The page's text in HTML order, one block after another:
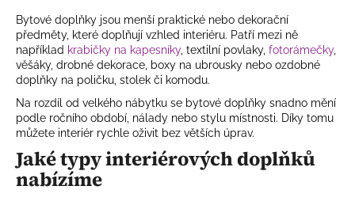
Bytové doplňky jsou menší praktické nebo dekorační
předměty, které doplňují vzhled interiéru. Patří mezi ně
například krabičky na kapesníky, textilní povlaky, fotorámečky,
věšáky, drobné dekorace, boxy na ubrousky nebo ozdobné
doplňky na poličku, stolek či komodu.
Na rozdíl od velkého nábytku se bytové doplňky snadno mění
podle ročního období, nálady nebo stylu místnosti. Díky tomu
můžete interiér rychle oživit bez větších úprav.
Jaké typy interiérových doplňků
nabízíme